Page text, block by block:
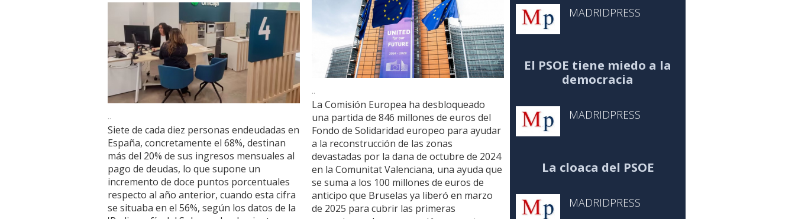
..
Siete de cada diez personas endeudadas en
España, concretamente el 68%, destinan
más del 20% de sus ingresos mensuales al
pago de deudas, lo que supone un
incremento de doce puntos porcentuales
respecto al año anterior, cuando esta cifra
se situaba en el 56%, según los datos de la
..
La Comisión Europea ha desbloqueado
una partida de 846 millones de euros del
Fondo de Solidaridad europeo para ayudar
a la reconstrucción de las zonas
devastadas por la dana de octubre de 2024
en la Comunitat Valenciana, una ayuda que
se suma a los 100 millones de euros de
anticipo que Bruselas ya liberó en marzo
de 2025 para cubrir las primeras
MADRIDPRESS
El PSOE tiene miedo a la
democracia
MADRIDPRESS
La cloaca del PSOE
MADRIDPRESS